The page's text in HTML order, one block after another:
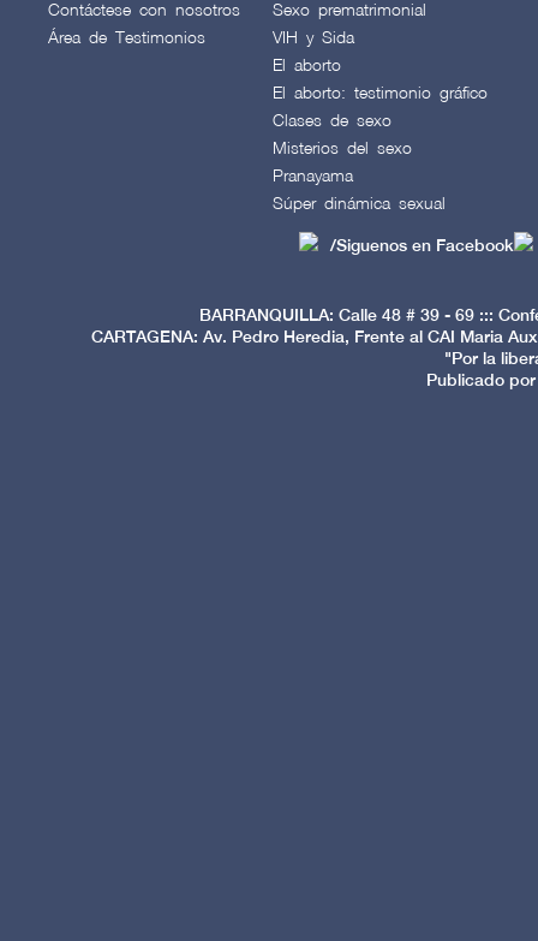
Contáctese con nosotros
Área de Testimonios
Sexo prematrimonial
VIH y Sida
El aborto
El aborto: testimonio gráfico
Clases de sexo
Misterios del sexo
Pranayama
Súper dinámica sexual
/Siguenos en Facebook
BARRANQUILLA: Calle 48 # 39 - 69 :::
CARTAGENA: Av. Pedro Heredia, Frente al CAI Maria
"Por la
Publicado